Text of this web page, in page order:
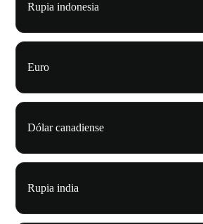
Rupia indonesia
Euro
Dólar canadiense
Rupia india